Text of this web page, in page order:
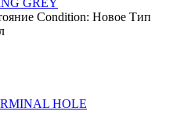
Condition: Новое Тип